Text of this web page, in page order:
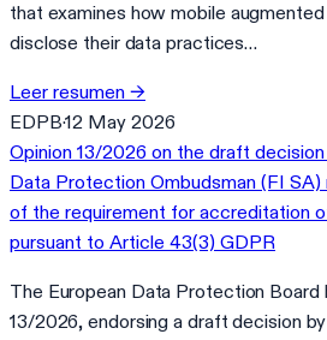
that examines how mobile
disclose their data practices…
Leer resumen →
EDPB·12 May 2026
Opinion 13/2026 on the draft
Data Protection Ombudsman (FI SA)
of the requirement for accreditation
pursuant to Article 43(3) GDPR
The European Data Protection Board
13/2026, endorsing a draft decision